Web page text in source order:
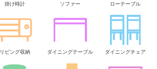
掛け時計 ソファー ローテーブル
リビング収納 ダイニングテーブル ダイニングチェア